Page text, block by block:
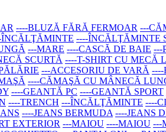
----BLUZĂ FĂRĂ FERMOAR ---
ÎNCĂLŢĂMINTE ----ÎNCĂLŢĂMINTE
---MARE ----CASCĂ DE BAIE ---
SCURTĂ ----T-SHIRT CU MECĂ
---ACCESORIU DE VARĂ ----
----CĂMAŞĂ CU MÂNECĂ
----GEANTĂ PC ----GEANTĂ SPORT
----TRENCH ---ÎNCĂLŢĂMINTE ----
----JEANS BERMUDA ----JEANS
EXTERIOR ---MAIOU ----MAIOU ---